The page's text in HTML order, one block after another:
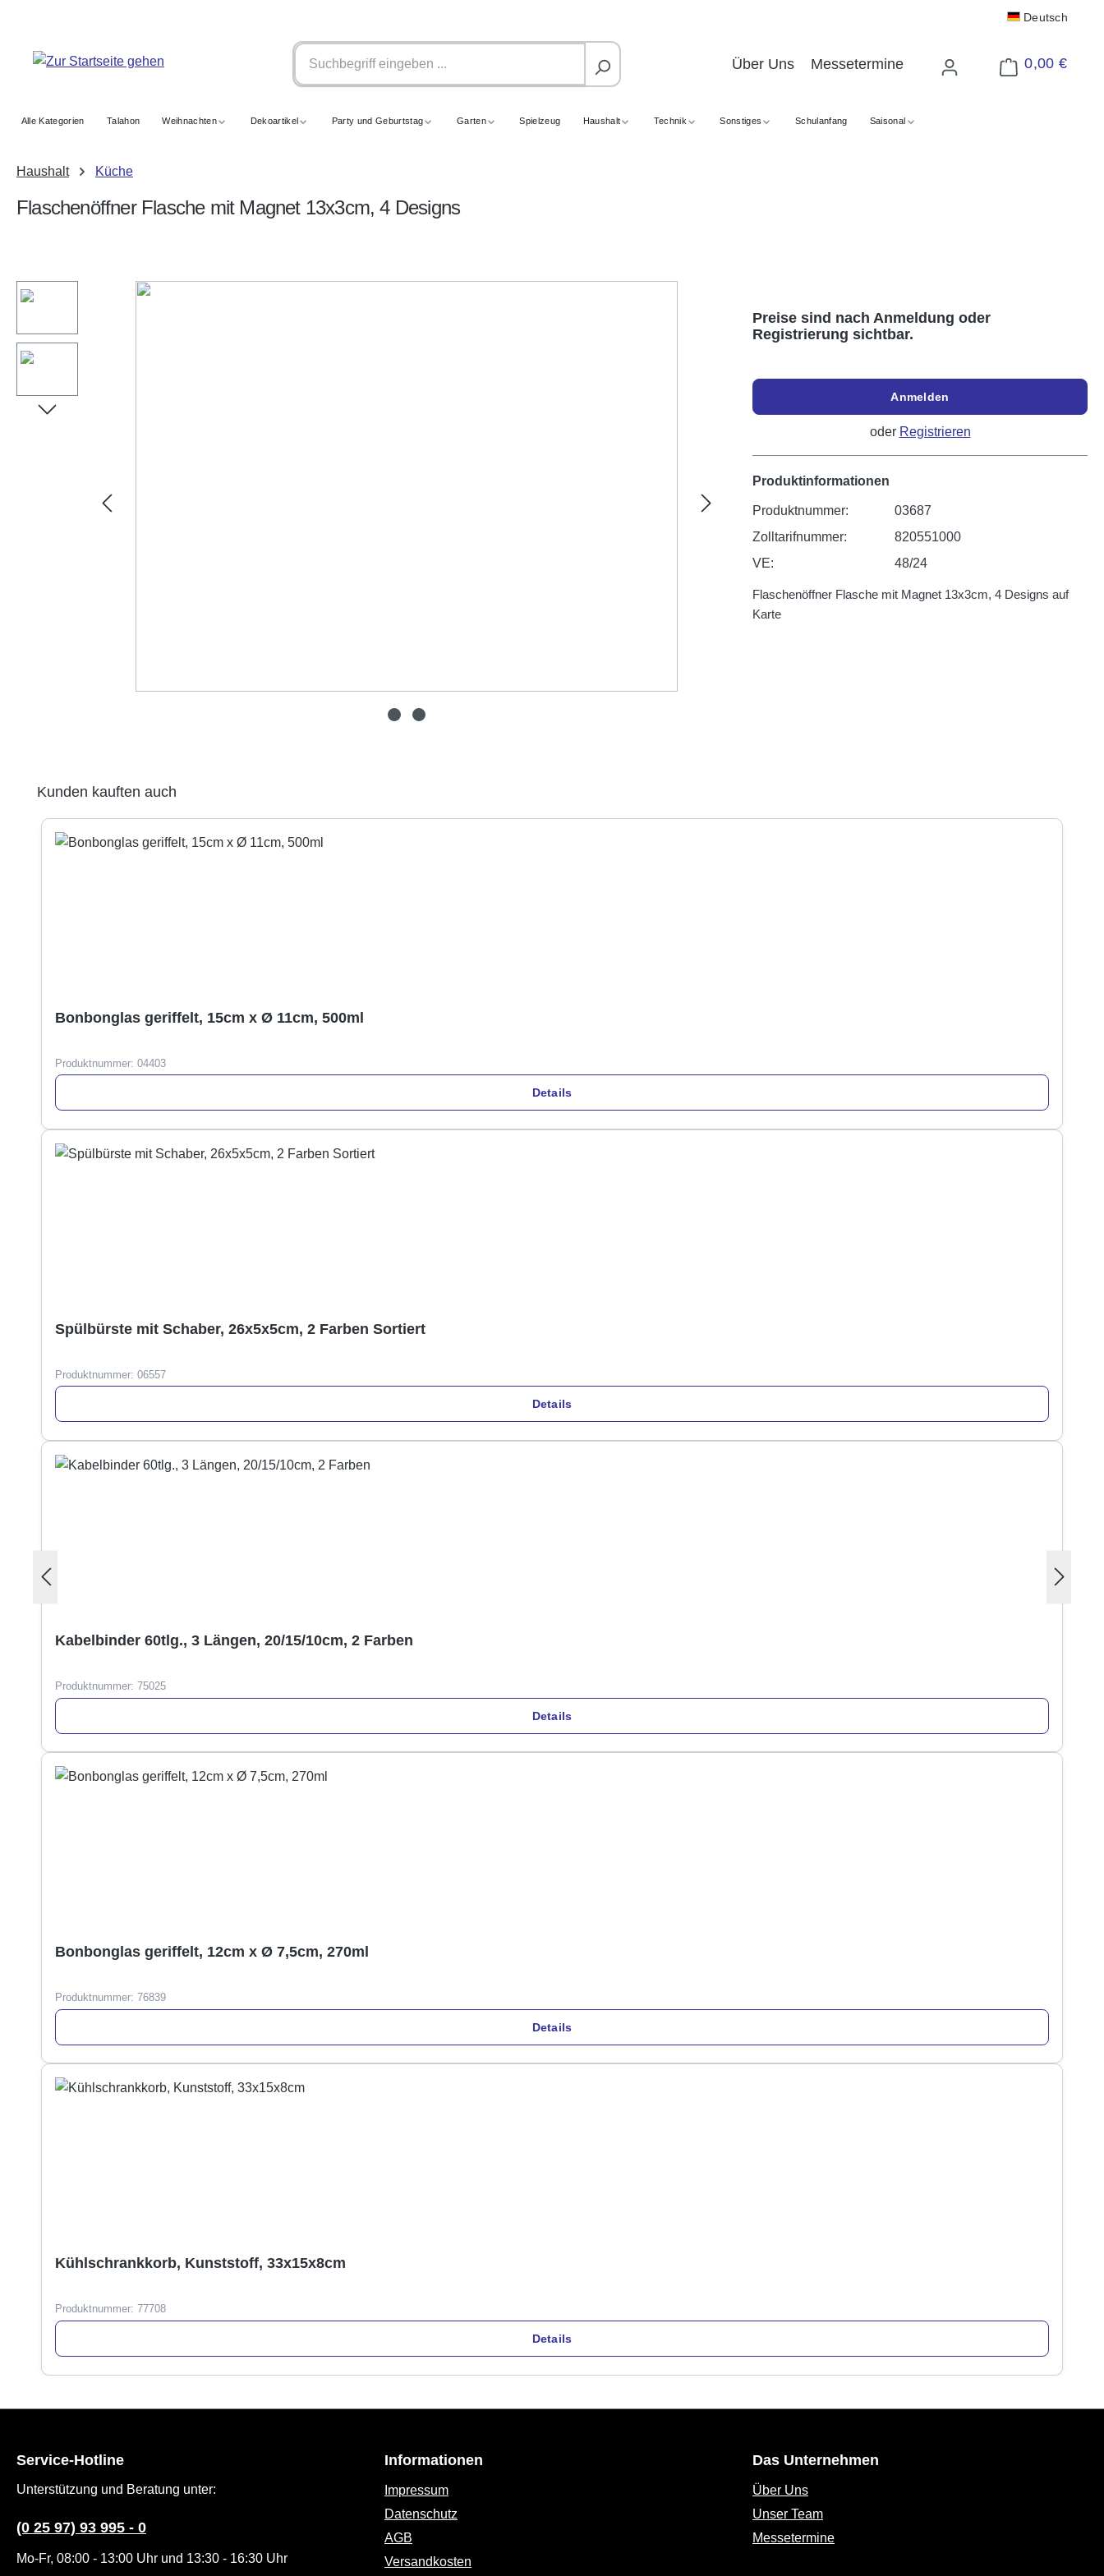
Deutsch
Über Uns Messetermine 0,00 €
Warenkorb enthält
Alle Kategorien Talahon Weihnachten Dekoartikel Party und Geburtstag Garten Spielzeug Haushalt Technik Sonstiges Schulanfang Saisonal
Haushalt Küche
Flaschenöffner Flasche mit Magnet 13x3cm, 4 Designs
Bildergalerie überspringen
Preise sind nach Anmeldung oder
Registrierung sichtbar.
Anmelden
oder Registrieren
Produktinformationen
Produktnummer:
03687
Zolltarifnummer:
820551000
VE:
48/24
Flaschenöffner Flasche mit Magnet 13x3cm, 4 Designs auf
Karte
Produktgalerie überspringen
Kunden kauften auch
Bonbonglas geriffelt, 15cm x Ø 11cm, 500ml
Produktnummer: 04403
Details
Spülbürste mit Schaber, 26x5x5cm, 2 Farben Sortiert
Produktnummer: 06557
Details
Kabelbinder 60tlg., 3 Längen, 20/15/10cm, 2 Farben
Produktnummer: 75025
Details
Bonbonglas geriffelt, 12cm x Ø 7,5cm, 270ml
Produktnummer: 76839
Details
Kühlschrankkorb, Kunststoff, 33x15x8cm
Produktnummer: 77708
Details
Service-Hotline
Unterstützung und Beratung unter:
(0 25 97) 93 995 - 0
Mo-Fr, 08:00 - 13:00 Uhr und 13:30 - 16:30 Uhr
Informationen
Impressum
Datenschutz
AGB
Versandkosten
Das Unternehmen
Über Uns
Unser Team
Messetermine